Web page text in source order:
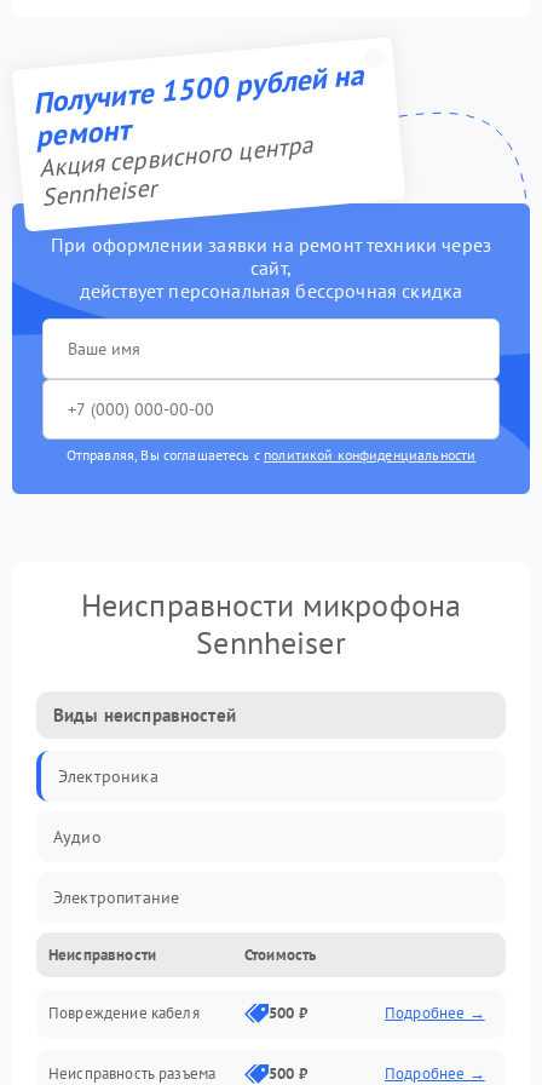
Получите 1500 рублей на
ремонт
Акция сервисного центра
Sennheiser
При оформлении заявки на ремонт техники через
сайт,
действует персональная бессрочная скидка
Отправляя, Вы соглашаетесь с политикой конфиденциальности
Неисправности микрофона
Sennheiser
Виды неисправностей
Электроника
Аудио
Электропитание
Интерфейсы
Капсюль
Механические повреждения
Неисправности Стоимость
Повреждение кабеля 500 ₽ Подробнее →
Неисправность разъема 500 ₽ Подробнее →